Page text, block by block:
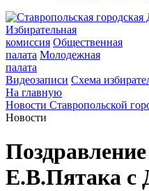
Избирательная
комиссия Общественная
палата Молодежная
палата
Видеозаписи Схема
На главную
Новости Ставропольской
Новости
Е.В.Пятака с